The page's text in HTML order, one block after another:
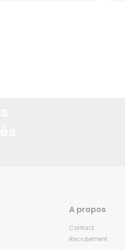
A propos
Contact
Recrutement